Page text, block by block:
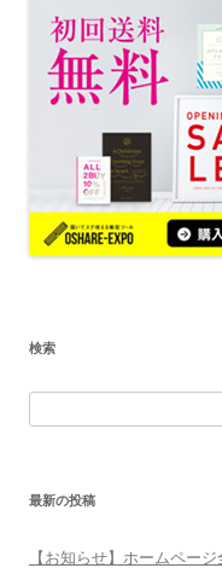
検索
最新の投稿
【お知らせ】ホームペー